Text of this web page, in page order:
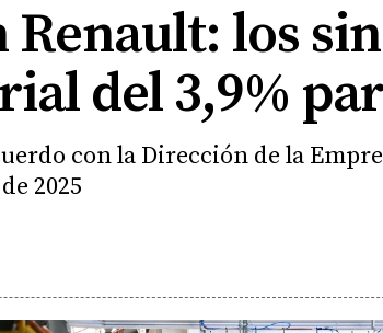
Renault: los
del 3,9%
con la Dirección de la
2025